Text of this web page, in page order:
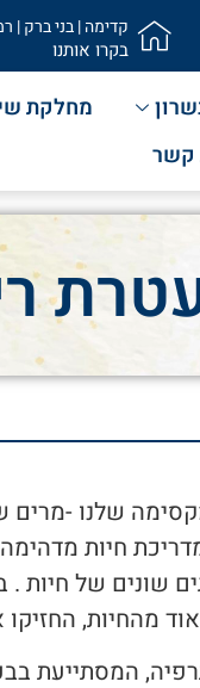
קדימה | בני ברק |
בקרו אותנו
מחלקת
קשר
חיות
שונים של חיות .
מהחיות,
המסתייעת